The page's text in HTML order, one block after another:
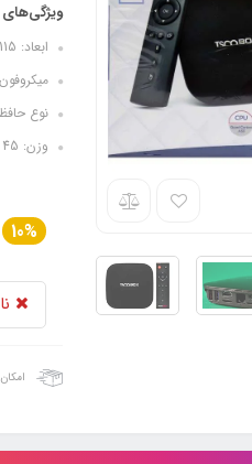
ابعاد: 115×115×20115x115x20 سانتی‌متر
نوع
وزن: 45 گرم
10%